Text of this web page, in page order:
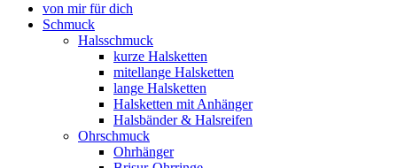
von mir für dich
Schmuck
Halsschmuck
kurze Halsketten
mitellange Halsketten
lange Halsketten
Halsketten mit Anhänger
Halsbänder & Halsreifen
Ohrschmuck
Ohrhänger